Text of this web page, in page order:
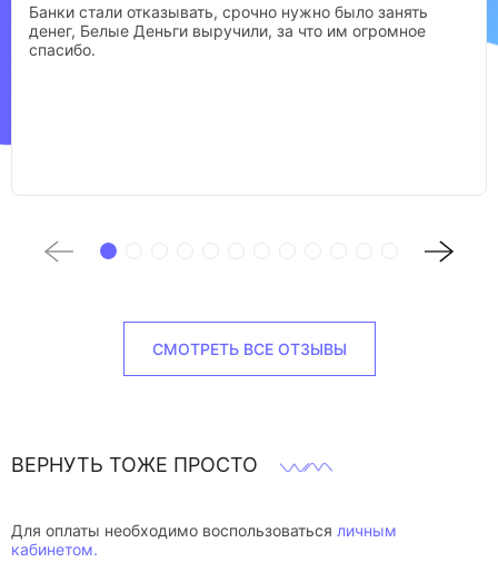
Банки стали отказывать, срочно нужно было занять
денег, Белые Деньги выручили, за что им огромное
спасибо.
СМОТРЕТЬ ВСЕ ОТЗЫВЫ
ВЕРНУТЬ ТОЖЕ ПРОСТО
Для оплаты необходимо воспользоваться личным
кабинетом.